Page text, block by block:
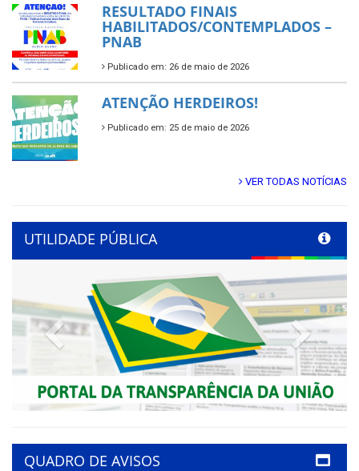
RESULTADO FINAIS
HABILITADOS/CONTEMPLADOS –
PNAB
Publicado em: 26 de maio de 2026
ATENÇÃO HERDEIROS!
Publicado em: 25 de maio de 2026
VER TODAS NOTÍCIAS
UTILIDADE PÚBLICA
Previous Next
QUADRO DE AVISOS